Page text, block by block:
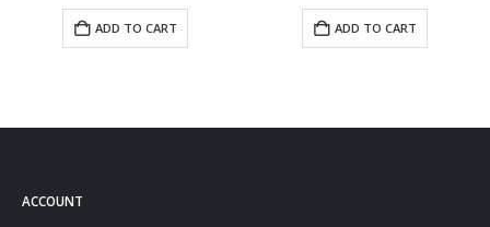
ADD TO CART ADD TO CART
ACCOUNT